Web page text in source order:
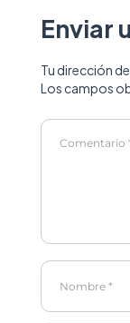
Enviar
Tu dirección
Los campos